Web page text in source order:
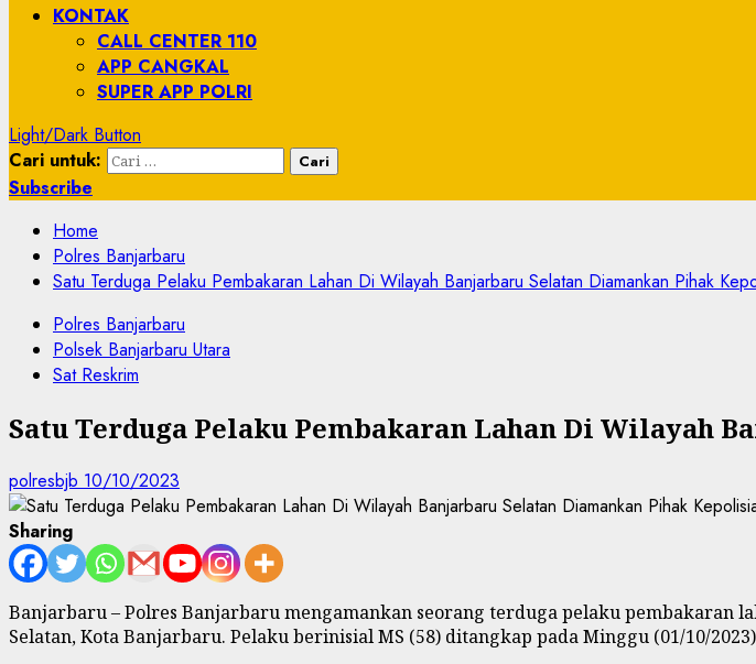
KONTAK
CALL CENTER 110
APP CANGKAL
SUPER APP POLRI
Light/Dark Button
Cari untuk:
Subscribe
Home
Polres Banjarbaru
Satu Terduga Pelaku Pembakaran Lahan Di Wilayah Banjarbaru Selatan Diamankan Pihak
Polres Banjarbaru
Polsek Banjarbaru Utara
Sat Reskrim
Satu Terduga Pelaku Pembakaran Lahan Di Wilayah
polresbjb 10/10/2023
Sharing
Banjarbaru – Polres Banjarbaru mengamankan seorang terduga pelaku pembakaran
Selatan, Kota Banjarbaru. Pelaku berinisial MS (58) ditangkap pada Minggu (01/10/